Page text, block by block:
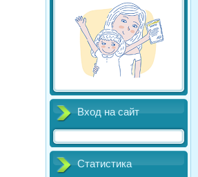
Вход на сайт
Статистика